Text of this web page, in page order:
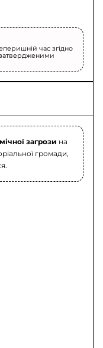
час згідно
загрози на
громади,